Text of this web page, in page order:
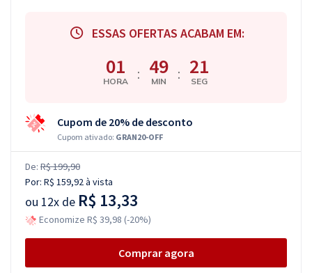
ESSAS OFERTAS ACABAM EM:
01
HORA : 49
MIN : 20
SEG
Cupom de 20% de desconto
Cupom ativado: GRAN20-OFF
De: R$ 199,90
Por: R$ 159,92à vista
ou 12x de R$ 13,33
Economize R$ 39,98 (-20%)
Comprar agora